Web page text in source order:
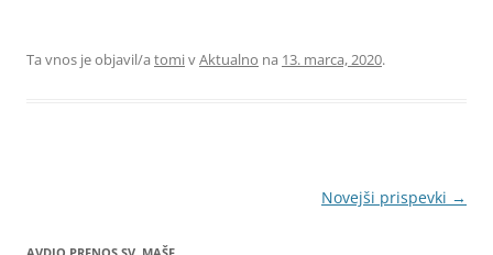
Ta vnos je objavil/a tomivAktualno na 13. marca, 2020.
Novejši prispevki →